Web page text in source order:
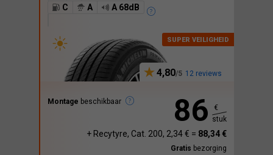
C
A A 68dB
4,80 12 reviews
Montage beschikbaar 86
€
stuk
+ Recytyre, Cat. 200, 2,34 € = 88,34 €
Gratis bezorging